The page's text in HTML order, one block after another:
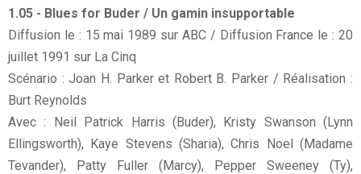
1.05 - Blues for Buder / Un gamin insupportable
Diffusion le : 15 mai 1989 sur ABC / Diffusion France le : 20
juillet 1991 sur La Cinq
Scénario : Joan H. Parker et Robert B. Parker / Réalisation :
Burt Reynolds
Avec : Neil Patrick Harris (Buder), Kristy Swanson (Lynn
Ellingsworth), Kaye Stevens (Sharia), Chris Noel (Madame
Tevander), Patty Fuller (Marcy), Pepper Sweeney (Ty),